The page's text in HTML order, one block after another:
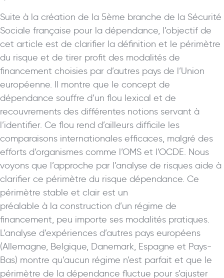
Suite à la création de la 5ème branche de la Sécurité
Sociale française pour la dépendance, l’objectif de
cet article est de clarifier la définition et le périmètre
du risque et de tirer profit des modalités de
financement choisies par d’autres pays de l’Union
européenne. Il montre que le concept de
dépendance souffre d’un flou lexical et de
recouvrements des différentes notions servant à
l’identifier. Ce flou rend d’ailleurs difficile les
comparaisons internationales efficaces, malgré des
efforts d’organismes comme l’OMS et l’OCDE. Nous
voyons que l’approche par l’analyse de risques aide à
clarifier ce périmètre du risque dépendance. Ce
périmètre stable et clair est un
préalable à la construction d’un régime de
financement, peu importe ses modalités pratiques.
L’analyse d’expériences d’autres pays européens
(Allemagne, Belgique, Danemark, Espagne et Pays-
Bas) montre qu’aucun régime n’est parfait et que le
périmètre de la dépendance fluctue pour s’ajuster